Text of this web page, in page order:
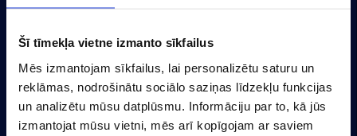
Šī tīmekļa vietne izmanto sīkfailus
Mēs izmantojam sīkfailus, lai personalizētu saturu un
reklāmas, nodrošinātu sociālo saziņas līdzekļu funkcijas
un analizētu mūsu datplūsmu. Informāciju par to, kā jūs
izmantojat mūsu vietni, mēs arī kopīgojam ar saviem
marketing@cv.lv
Latvija